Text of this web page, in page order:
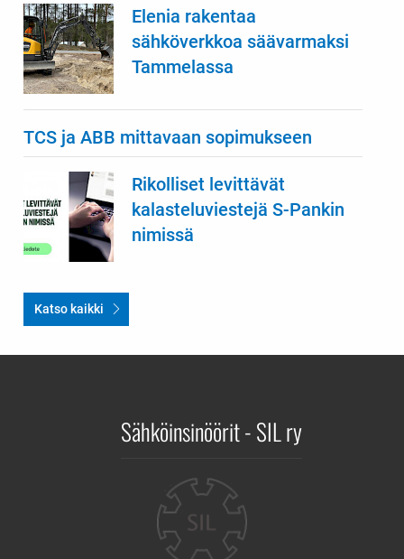
Elenia rakentaa
sähköverkkoa säävarmaksi
Tammelassa
TCS ja ABB mittavaan sopimukseen
Rikolliset levittävät
kalasteluviestejä S-Pankin
nimissä
Katso kaikki
Sähköinsinöörit - SIL ry